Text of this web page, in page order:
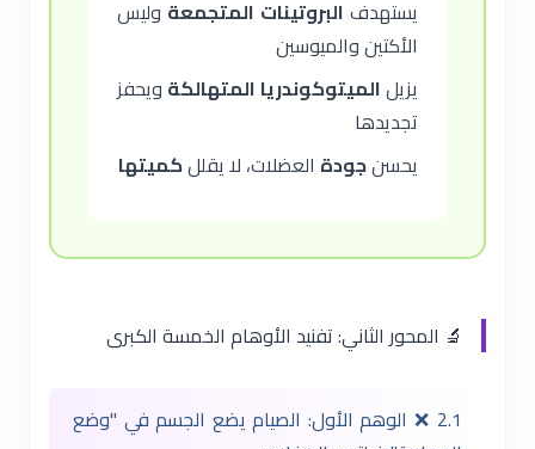
يستهدف البروتينات المتجمعة وليس
الأكتين والميوسين
يزيلالميتوكوندريا المتهالكة ويحفز
تجديدها
يحسنجودة العضلات، لا يقللكميتها
🔬 المحور الثاني: تفنيد الأوهام الخمسة الكبرى
2.1 ❌ الوهم الأول: الصيام يضع الجسم في "وضع